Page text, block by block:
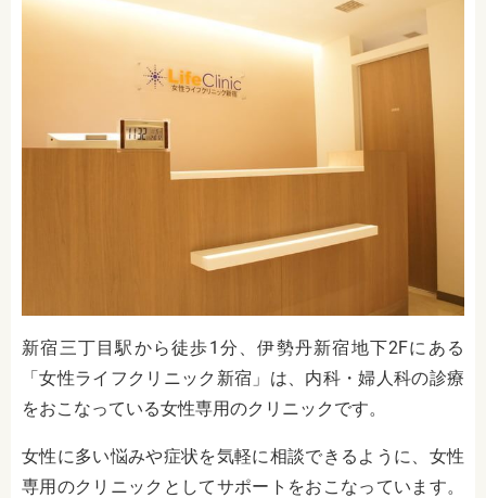
新宿三丁目駅から徒歩1分、伊勢丹新宿地下2Fにある
「女性ライフクリニック新宿」は、内科・婦人科の診療
をおこなっている女性専用のクリニックです。
女性に多い悩みや症状を気軽に相談できるように、女性
専用のクリニックとしてサポートをおこなっています。